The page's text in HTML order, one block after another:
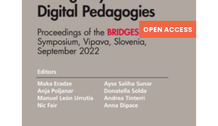
OPEN ACCESS